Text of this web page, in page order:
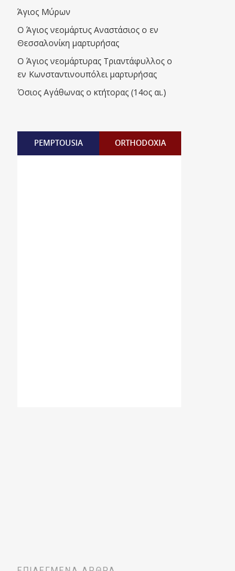
Άγιος Μύρων
Ο Άγιος νεομάρτυς Αναστάσιος ο εν
Θεσσαλονίκη μαρτυρήσας
Ο Άγιος νεομάρτυρας Τριαντάφυλλος ο
εν Κωνσταντινουπόλει μαρτυρήσας
Όσιος Αγάθωνας ο κτήτορας (14ος αι.)
PEMPTOUSIA ORTHODOXIA